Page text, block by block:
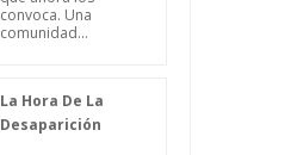
convoca. Una
comunidad...
La Hora De La
Desaparición